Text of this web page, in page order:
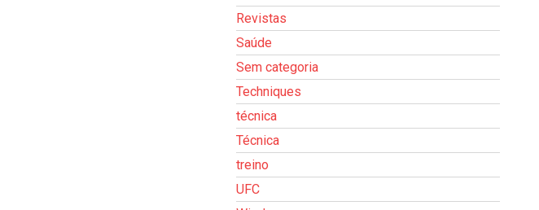
Revistas
Saúde
Sem categoria
Techniques
técnica
Técnica
treino
UFC